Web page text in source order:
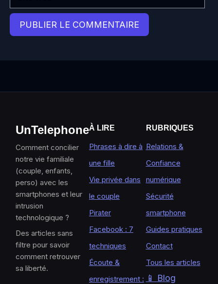
web
UnTelephone
Comment concilier
notre vie familiale
(couple, enfants,
perso) avec les
smartphones et leur
intrusion
technologique ?
Des articles sans
filtre pour savoir
comment retrouver
sa liberté.
À LIRE
Phrases à dire à
une fille
Vie privée dans
le couple
Pirater
Facebook : 7
techniques
Écoute &
enregistrement :
RUBRIQUES
Relations &
Confiance
numérique
Sécurité
smartphone
Guides pratiques
Contact
Tous les articles
📱 Blog